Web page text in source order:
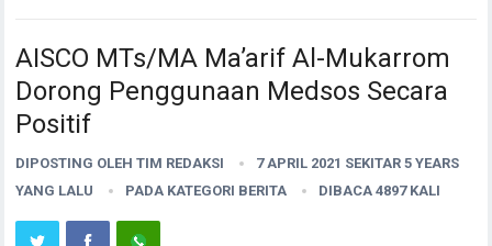
AISCO MTs/MA Ma’arif Al-Mukarrom
Dorong Penggunaan Medsos Secara
Positif
DIPOSTING OLEHTIM REDAKSI
7 APRIL 2021 SEKITAR 5 YEARS
YANG LALU
PADA KATEGORI BERITA DIBACA 4897 KALI